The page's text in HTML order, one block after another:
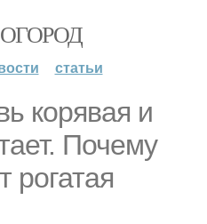
статьи
корявая и
Почему
рогатая